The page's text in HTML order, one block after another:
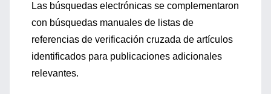
Las búsquedas electrónicas se complementaron
con búsquedas manuales de listas de
referencias de verificación cruzada de artículos
identificados para publicaciones adicionales
relevantes.